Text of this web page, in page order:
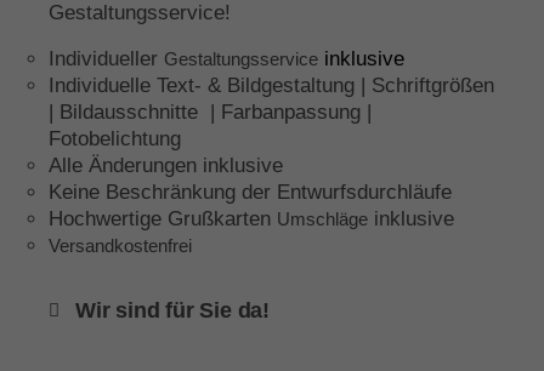
Gestaltungsservice!
Individueller Gestaltungsservice inklusive
Individuelle Text- & Bildgestaltung | Schriftgrößen
| Bildausschnitte | Farbanpassung |
Fotobelichtung
Alle Änderungen inklusive
Keine Beschränkung der Entwurfsdurchläufe
Hochwertige Grußkarten Umschläge inklusive
Versandkostenfrei
Wir sind für Sie da!